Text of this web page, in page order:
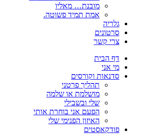
מובנת… מאליו
אמת תמיד פשוטה.
גלריה
סרטונים
צרי קשר
דף הבית
מי אני
סדנאות וקורסים
תהליך פרטני
מושלמת או שלמה
שלי ובשבילי
הפעם אני בוחרת אותי
האיזון הפנימי שלי
פודקאסטים